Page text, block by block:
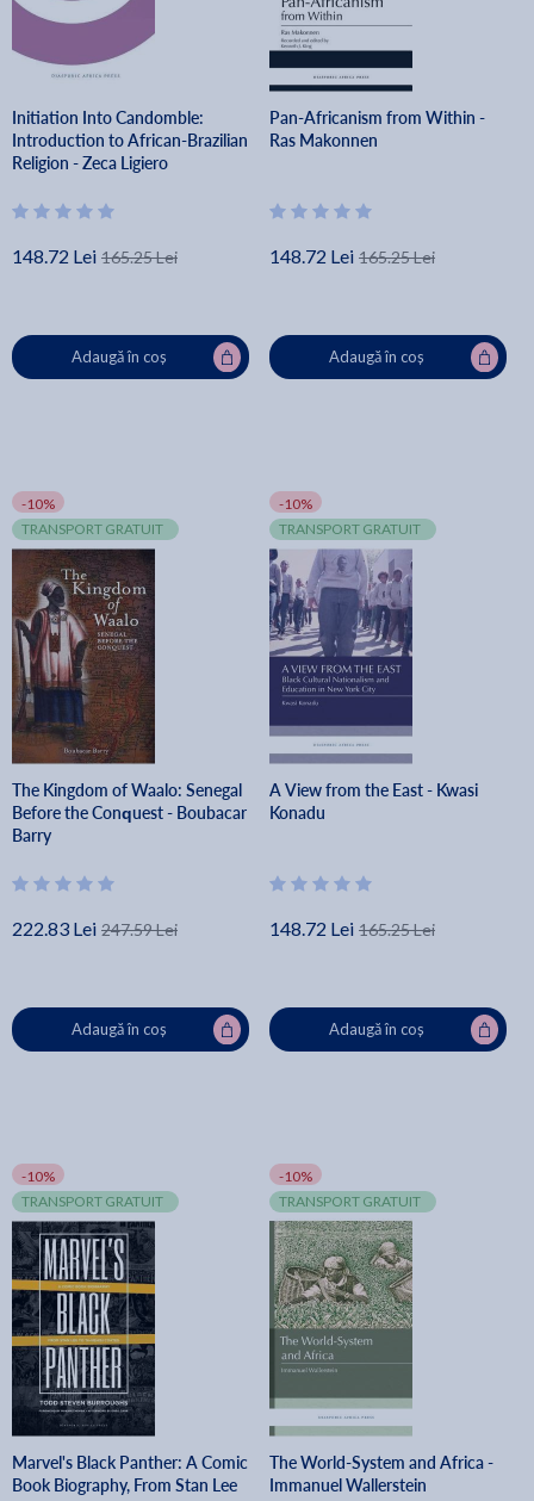
Initiation Into Candomble:
Introduction to African-Brazilian
Religion - Zeca Ligiero
148.72 Lei 165.25 Lei
Adaugă în coș
Pan-Africanism from Within -
Ras Makonnen
148.72 Lei 165.25 Lei
Adaugă în coș
-10%
TRANSPORT GRATUIT
The Kingdom of Waalo: Senegal
Before the Conquest - Boubacar
Barry
222.83 Lei 247.59 Lei
Adaugă în coș
-10%
TRANSPORT GRATUIT
A View from the East - Kwasi
Konadu
148.72 Lei 165.25 Lei
Adaugă în coș
-10%
TRANSPORT GRATUIT
Marvel's Black Panther: A Comic
Book Biography, From Stan Lee
-10%
TRANSPORT GRATUIT
The World-System and Africa -
Immanuel Wallerstein